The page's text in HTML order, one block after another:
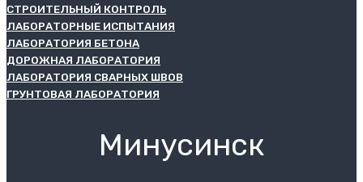
СТРОИТЕЛЬНЫЙ КОНТРОЛЬ
ЛАБОРАТОРНЫЕ ИСПЫТАНИЯ
ЛАБОРАТОРИЯ БЕТОНА
ДОРОЖНАЯ ЛАБОРАТОРИЯ
ЛАБОРАТОРИЯ СВАРНЫХ ШВОВ
ГРУНТОВАЯ ЛАБОРАТОРИЯ
Минусинск